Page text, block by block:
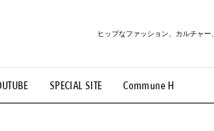
SPECIAL SITE Commune H
ヒップなファッション、カルチャ
図鑑 #路地裏てぃーん。 #MONTHLY
#MOVIE #LIFESTYLE #SNEAKER